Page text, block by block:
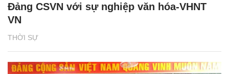
THỜI SỰ
Đảng CSVN với sự nghiệp văn hóa-VHNT
VN